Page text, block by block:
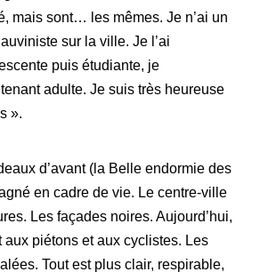
mais sont… les mêmes. Je n’ai un
sur la ville. Je l’ai
puis étudiante, je
adulte. Je suis très heureuse
».
d’avant (la Belle endormie des
en cadre de vie. Le centre-ville
Les façades noires. Aujourd’hui,
aux piétons et aux cyclistes. Les
Tout est plus clair, respirable,